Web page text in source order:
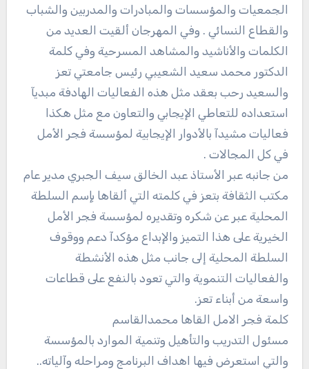
الجمعيات والمؤسسات والمبادرات والمدربين والشباب
والقطاع النسائي . وفي المهرجان ألقيت العديد من
الكلمات والأناشيد والمشاهد المسرحية وفي كلمة
الدكتور محمد سعيد الشعيبي رئيس جامعتي تعز
والسعيد رحب بعقد مثل هذه الفعاليات الهادفة مبديآ
استعداده للتعاطي الإيجابي والتعاون مع مثل هكذا
فعاليات مشيدآ بالأدوار الإيجابية لمؤسسة فجر الأمل
في كل المجالات .
من جانبه عبر الأستاذ عبد الخالق سيف الجبري مدير عام
مكتب الثقافة بتعز في كلمته التي ألقاها بإسم السلطة
المحلية عبر عن شكره وتقديره لمؤسسة فجر الأمل
الخيرية على هذا التميز والإبداع مؤكدآ دعم ووقوف
السلطة المحلية إلى جانب مثل هذه الأنشطة
والفعاليات التنموية والتي تعود بالنفع على قطاعات
واسعة من أبناء تعز.
كلمة فجر الامل القاها محمدالقاسم
مسئول التدريب والتأهيل وتنمية الموارد بالمؤسسة
والتي استعرض فيها اهداف البرنامج ومراحله وآلياته..